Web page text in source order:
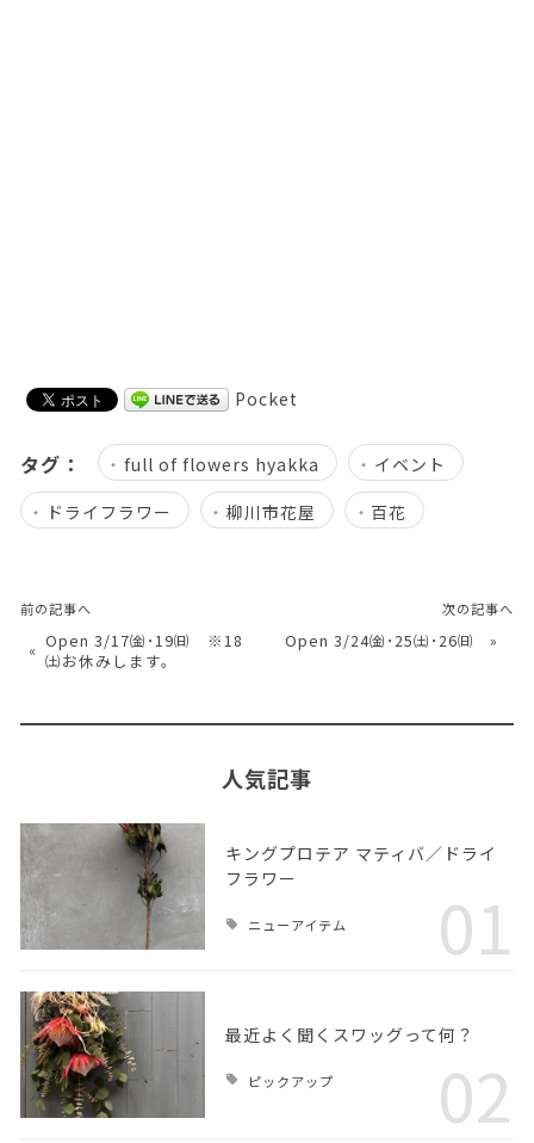
Pocket
タグ： full of flowers hyakka
イベント
ドライフラワー
柳川市花屋 百花
前の記事へ
« Open 3/17㈮･19㈰ ※18
㈯お休みします。
次の記事へ
Open 3/24㈮･25㈯･26㈰ »
人気記事
キングプロテア マティバ／ドライ
フラワー
ニューアイテム 01
最近よく聞くスワッグって何？
ピックアップ 02